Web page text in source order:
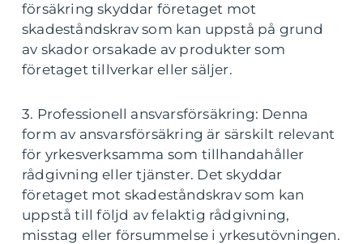
försäkring skyddar företaget mot
skadeståndskrav som kan uppstå på grund
av skador orsakade av produkter som
företaget tillverkar eller säljer.
3. Professionell ansvarsförsäkring: Denna
form av ansvarsförsäkring är särskilt relevant
för yrkesverksamma som tillhandahåller
rådgivning eller tjänster. Det skyddar
företaget mot skadeståndskrav som kan
uppstå till följd av felaktig rådgivning,
misstag eller försummelse i yrkesutövningen.